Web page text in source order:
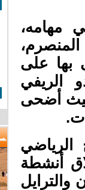
مهامه،
بها على
أضحى
أنشطة